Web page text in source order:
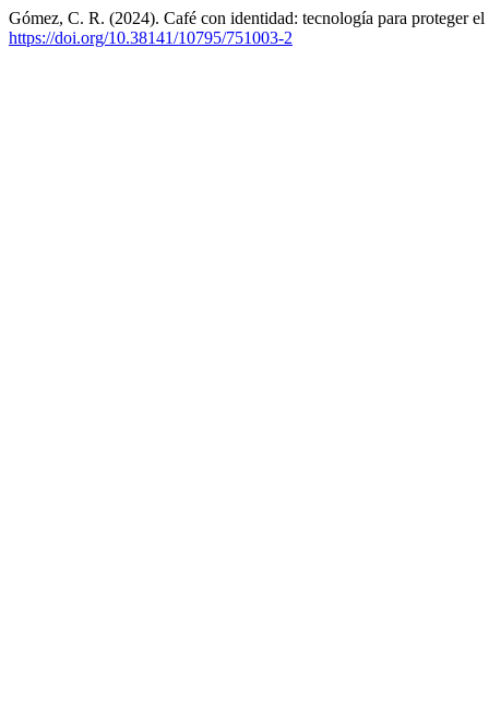
Gómez, C. R. (2024). Café con identidad: tecnología para proteger
https://doi.org/10.38141/10795/751003-2